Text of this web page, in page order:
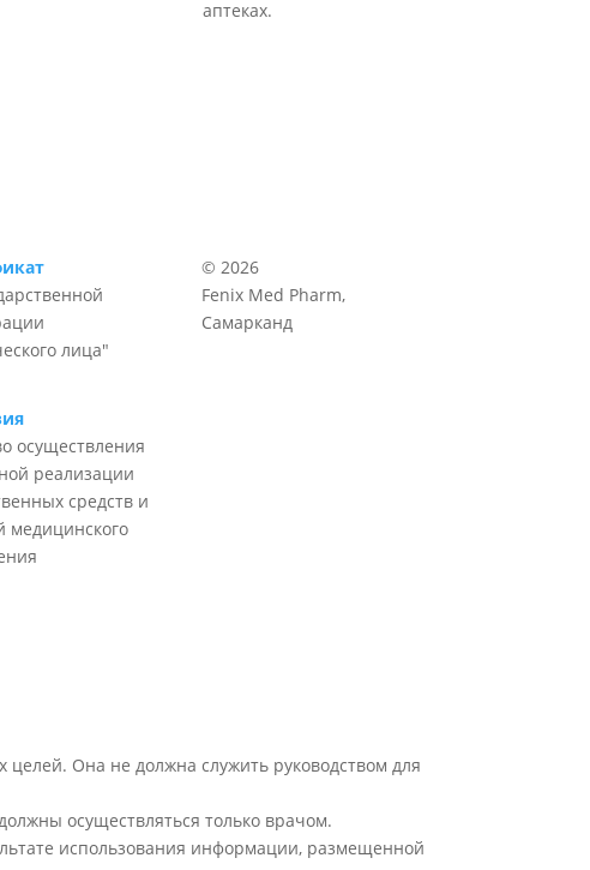
аптеках.
лица"
осуществления
реализации
средств и
медицинского
© 2026
Fenix Med Pharm,
Самарканд
Она не должна служить руководством для
осуществляться только врачом.
использования информации, размещенной